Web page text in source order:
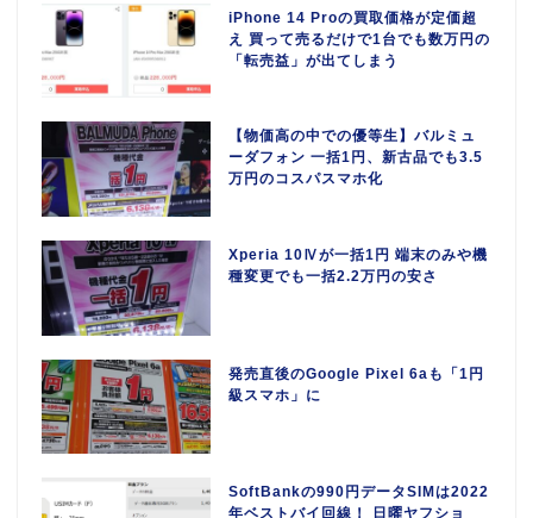
iPhone 14 Proの買取価格が定価超
え 買って売るだけで1台でも数万円の
「転売益」が出てしまう
【物価高の中での優等生】バルミュ
ーダフォン 一括1円、新古品でも3.5
万円のコスパスマホ化
Xperia 10Ⅳが一括1円 端末のみや機
種変更でも一括2.2万円の安さ
発売直後のGoogle Pixel 6aも「1円
級スマホ」に
SoftBankの990円データSIMは2022
年ベストバイ回線！ 日曜ヤフショ